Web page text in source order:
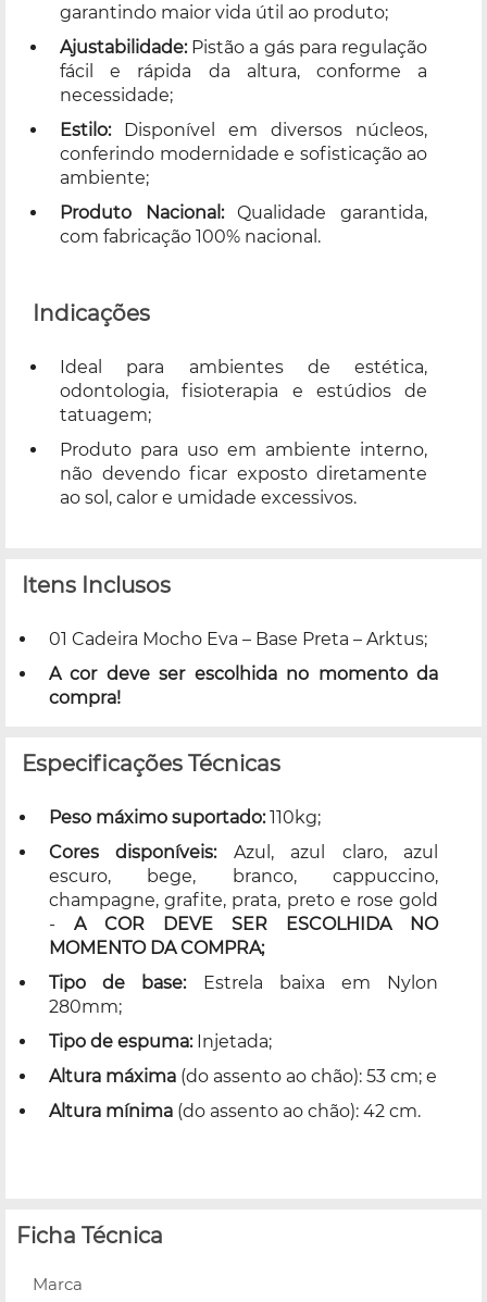
garantindo maior vida útil ao produto;
Ajustabilidade:Pistão a gás para regulação
fácil e rápida da altura, conforme a
necessidade;
Estilo:Disponível em diversos núcleos,
conferindo modernidade e sofisticação ao
ambiente;
Produto Nacional:Qualidade garantida,
com fabricação 100% nacional.
Indicações
Ideal para ambientes de estética,
odontologia, fisioterapia e estúdios de
tatuagem;
Produto para uso em ambiente interno,
não devendo ficar exposto diretamente
ao sol, calor e umidade excessivos.
Itens Inclusos
01 Cadeira Mocho Eva – Base Preta – Arktus;
A cor deve ser escolhida no momento da
compra!
Especificações Técnicas
Peso máximo suportado:110kg;
Cores disponíveis:Azul, azul claro, azul
escuro, bege, branco, cappuccino,
champagne, grafite, prata, preto e rose gold
- A COR DEVE SER ESCOLHIDA NO
MOMENTO DA COMPRA;
Tipo de base: Estrela baixa em Nylon
280mm;
Tipo de espuma: Injetada;
Altura máxima (do assento ao chão): 53 cm; e
Altura mínima (do assento ao chão): 42 cm.
Ficha Técnica
Marca